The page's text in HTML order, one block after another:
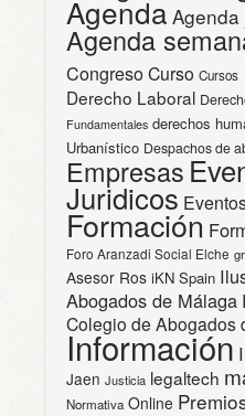
Agenda
Agenda
CongresoCurso Cursos
Derecho Laboral
Fundamentales derechos
Urbanístico Despachos de
Empresas
Juridicos
Formación
Foro Aranzadi Social Elche
Asesor Ros iKN Spain
Abogados de Málaga
Colegio de Abogados
Información
Jaen Justicia legaltech
Normativa Online